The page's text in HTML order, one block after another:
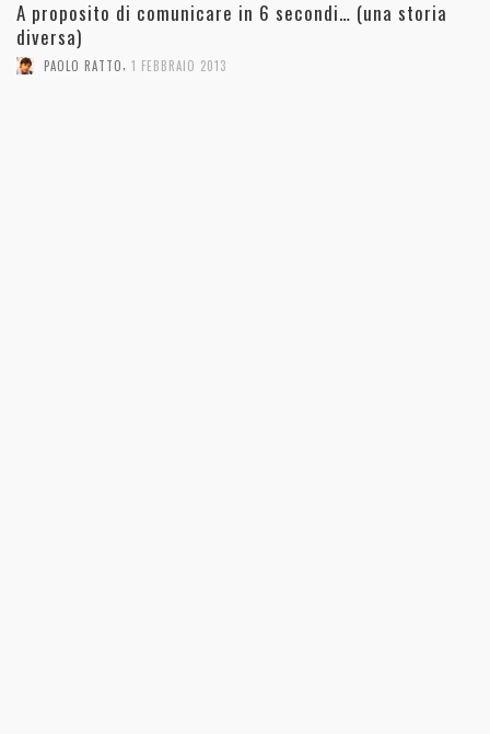
A proposito di comunicare in 6 secondi… (una storia
diversa)
PAOLO RATTO, 1 FEBBRAIO 2013